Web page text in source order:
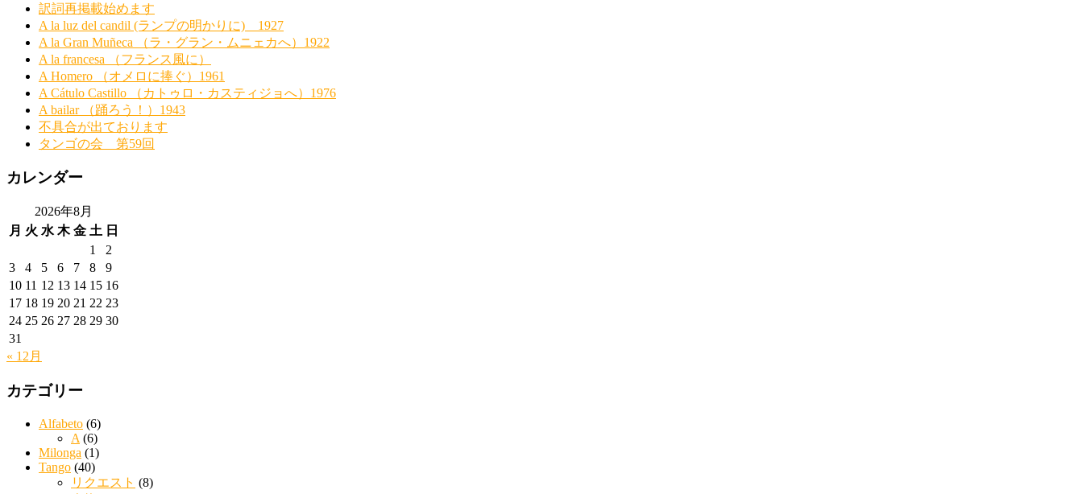
訳詞再掲載始めます
A la luz del candil (ランプの明かりに) 1927
A la Gran Muñeca （ラ・グラン・ムニェカへ）1922
A la francesa （フランス風に）
A Homero （オメロに捧ぐ）1961
A Cátulo Castillo （カトゥロ・カスティジョへ）1976
A bailar （踊ろう！）1943
不具合が出ております
タンゴの会 第59回
カレンダー
2026年8月
月 火 水 木 金 土 日
1
2
3
4 5 6 7 8
9
10 11 12 13 14 15 16
17 18 19 20 21 22 23
24 25 26 27 28 29 30
31
« 12月
カテゴリー
Alfabeto (6)
A (6)
Milonga (1)
Tango (40)
リクエスト (8)